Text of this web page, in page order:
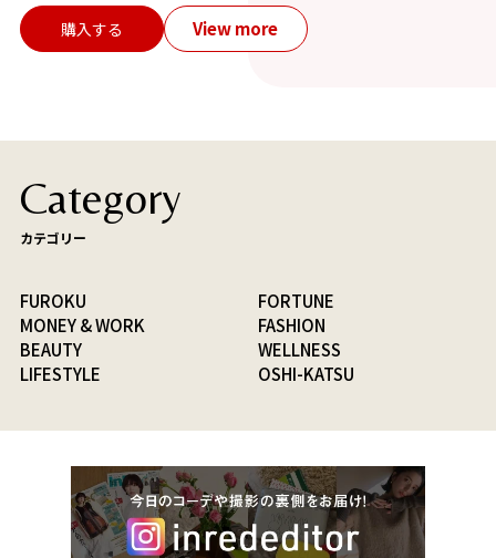
購入する View more
Category
カテゴリー
FUROKU
FORTUNE
MONEY & WORK
FASHION
BEAUTY
WELLNESS
LIFESTYLE
OSHI-KATSU